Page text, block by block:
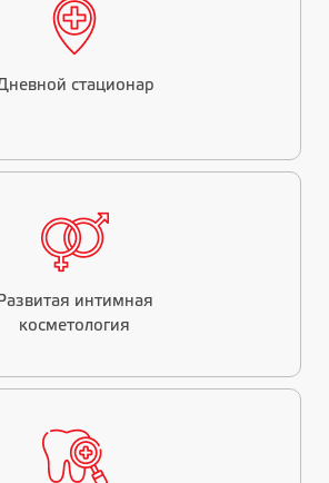
стационар
Развитая интимная
косметология